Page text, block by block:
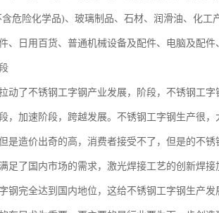
危险化学品)、玻璃制品、石材、润滑油、化工
、日用百货、普通机械设备及配件、电脑及配件
动了不锈钢工字钢产业发展，阶段，不锈钢工
，加速阶段，跨越发展。不锈钢工字钢生产很
是造价出奇的高，消费者接受不了，但是的不
足了国内市场的需求，激光焊接工艺的创新焊
钢完全达到国内地位，这给不锈钢工字钢生产